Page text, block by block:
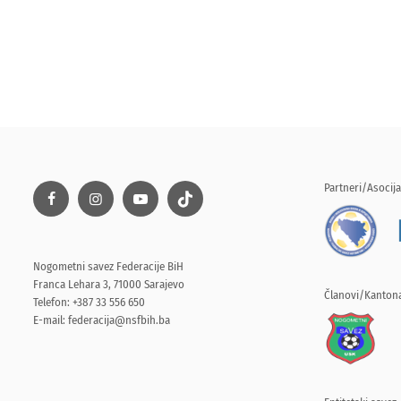
Nogometni savez Federacije BiH
Franca Lehara 3, 71000 Sarajevo
Telefon: +387 33 556 650
E-mail: federacija@nsfbih.ba
Partneri/
Članovi/